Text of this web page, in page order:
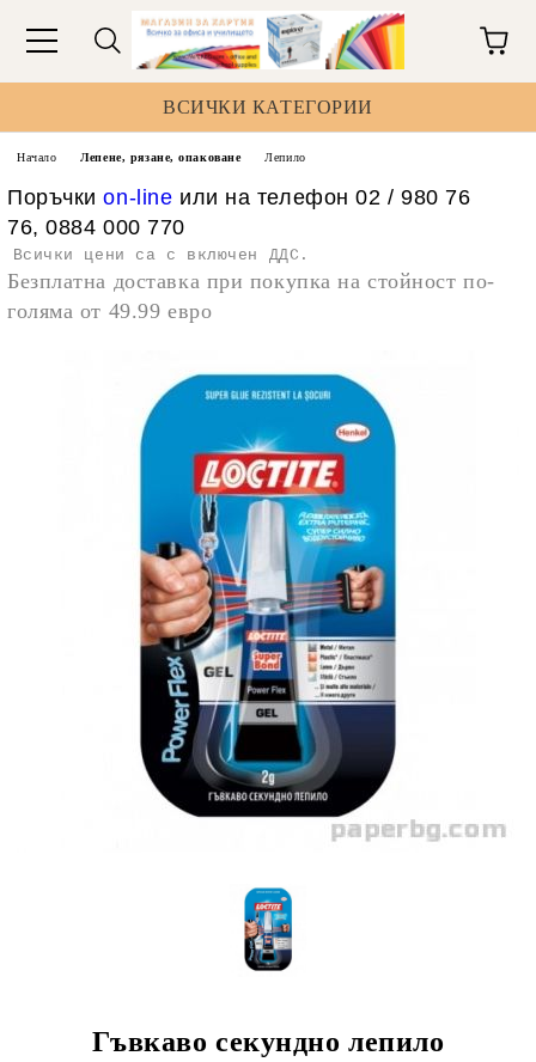
ВСИЧКИ КАТЕГОРИИ
Начало Лепене, рязане, опаковане Лепило
Поръчкиon-line или на телефон 02 / 980 76
76, 0884 000 770
Всички цени са с включен ДДС.
Безплатна доставка при покупка на стойност по-
голяма от 49.99 евро
Гъвкаво секундно лепило